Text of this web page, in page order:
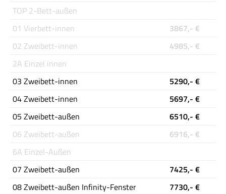
TOP 2-Bett-außen
01 Vierbett-innen
3867,- €
02 Zweibett-innen
4985,- €
2A Einzel innen
03 Zweibett-innen
5290,- €
04 Zweibett-innen
5697,- €
05 Zweibett-außen
6510,- €
06 Zweibett-außen
6916,- €
6A Einzel-Außen
07 Zweibett-außen
7425,- €
08 Zweibett-außen Infinity-Fenster
7730,- €